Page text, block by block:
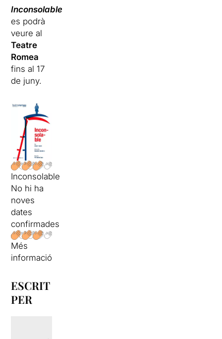
Inconsolable
es podrà
veure al
Teatre
Romea
fins al 17
de juny.
Inconsolable
No hi ha
noves
dates
confirmades
Més
informació
ESCRIT
PER